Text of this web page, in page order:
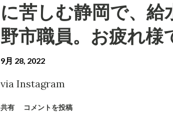
に苦しむ静岡で、給
野市職員。お疲れ様
9月 28, 2022
via Instagram
共有 コメントを投稿